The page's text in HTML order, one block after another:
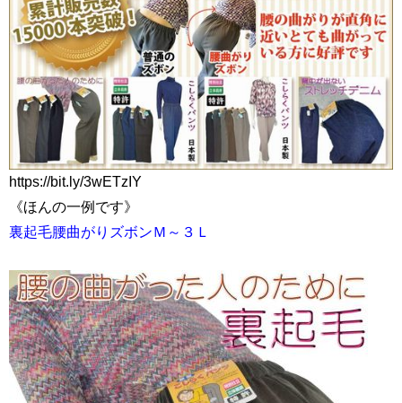
https://bit.ly/3wETzIY
《ほんの一例です》
裏起毛腰曲がりズボンＭ～３Ｌ